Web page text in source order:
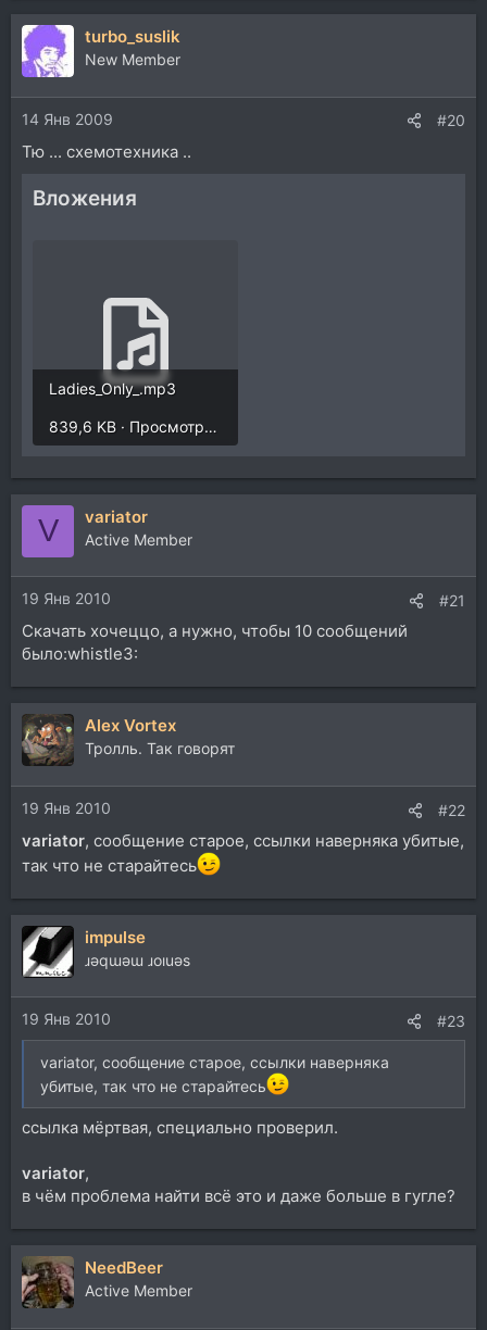
turbo_suslik
New Member
14 Янв 2009 #20
Тю ... схемотехника ..
Вложения
Ladies_Only_.mp3
839,6 KB · Просмотры: 414
V variator
Active Member
19 Янв 2010 #21
Скачать хочеццо, а нужно, чтобы 10 сообщений
было:whistle3:
Alex Vortex
Тролль. Так говорят
19 Янв 2010 #22
variator, сообщение старое, ссылки наверняка убитые,
так что не старайтесь
impulse
ɹǝqɯǝɯ ɹoıuǝs
19 Янв 2010 #23
variator, сообщение старое, ссылки наверняка
убитые, так что не старайтесь
ссылка мёртвая, специально проверил.
variator,
в чём проблема найти всё это и даже больше в гугле?
NeedBeer
Active Member